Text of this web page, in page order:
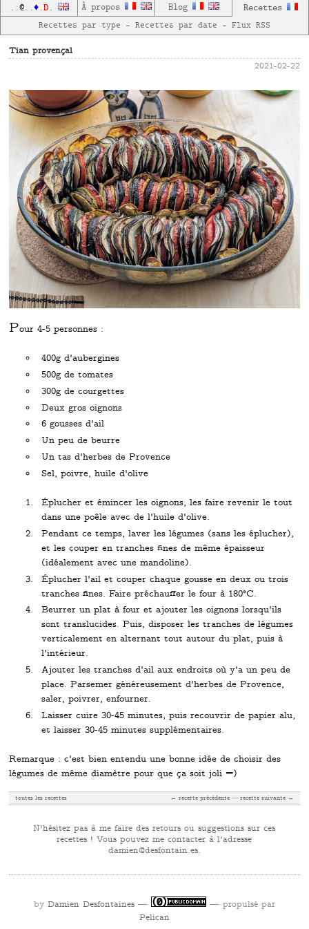
..@..♦.D. À propos Blog Recettes
Recettes par type — Recettes par date — Flux RSS
Tian provençal
2021-02-22
Pour 4-5 personnes :
400g d'aubergines
500g de tomates
300g de courgettes
Deux gros oignons
6 gousses d'ail
Un peu de beurre
Un tas d'herbes de Provence
Sel, poivre, huile d'olive
Éplucher et émincer les oignons, les faire revenir le tout
dans une poêle avec de l'huile d'olive.
Pendant ce temps, laver les légumes (sans les éplucher),
et les couper en tranches fines de même épaisseur
(idéalement avec une mandoline).
Éplucher l'ail et couper chaque gousse en deux ou trois
tranches fines. Faire préchauffer le four à 180°C.
Beurrer un plat à four et ajouter les oignons lorsqu'ils
sont translucides. Puis, disposer les tranches de légumes
verticalement en alternant tout autour du plat, puis à
l'intérieur.
Ajouter les tranches d'ail aux endroits où y'a un peu de
place. Parsemer généreusement d'herbes de Provence,
saler, poivrer, enfourner.
Laisser cuire 30-45 minutes, puis recouvrir de papier alu,
et laisser 30-45 minutes supplémentaires.
Remarque : c'est bien entendu une bonne idée de choisir des
légumes de même diamètre pour que ça soit joli =)
← recette précédente recette suivante →
toutes les recettes
N'hésitez pas à me faire des retours ou suggestions sur ces
recettes ! Vous pouvez me contacter à l'adresse
se.niatnofsed@neimad.
by Damien Desfontaines —
— propulsé par
Pelican